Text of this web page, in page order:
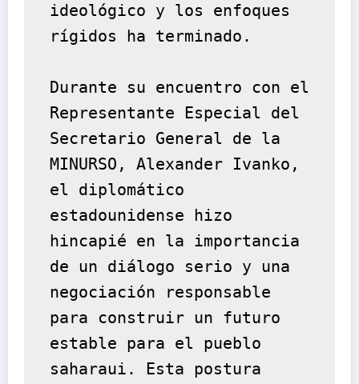
ideológico y los enfoques
rígidos ha terminado.
Durante su encuentro con el
Representante Especial del
Secretario General de la
MINURSO, Alexander Ivanko,
el diplomático
estadounidense hizo
hincapié en la importancia
de un diálogo serio y una
negociación responsable
para construir un futuro
estable para el pueblo
saharaui. Esta postura